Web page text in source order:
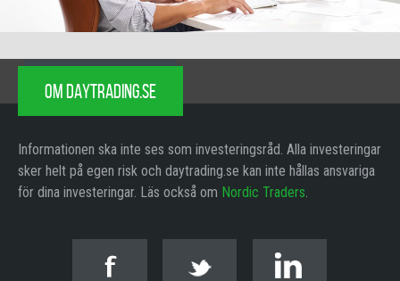
OM DAYTRADING.SE
Informationen ska inte ses som investeringsråd. Alla investeringar
sker helt på egen risk och daytrading.se kan inte hållas ansvariga
för dina investeringar. Läs också om Nordic Traders